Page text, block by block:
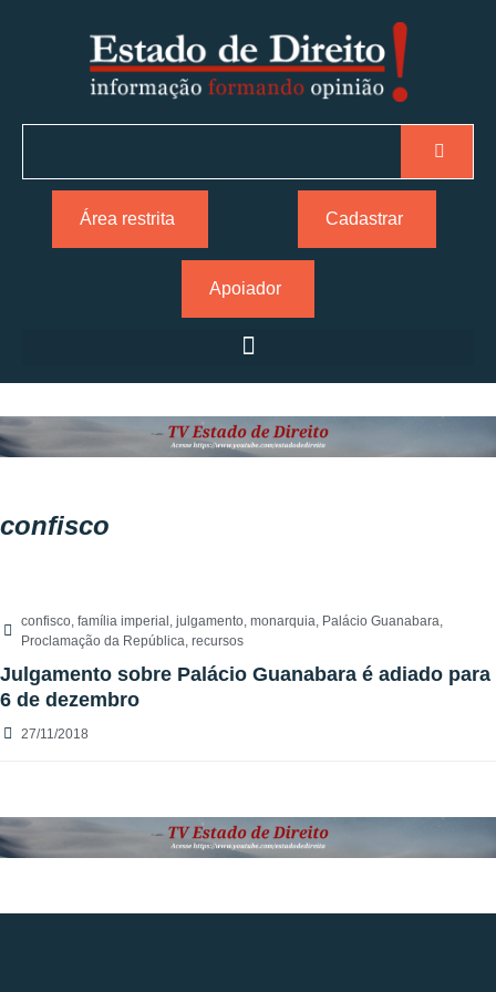
Área restrita Cadastrar
Apoiador
confisco
confisco, família imperial , julgamento, monarquia, Palácio Guanabara,
Proclamação da República, recursos
Julgamento sobre Palácio Guanabara é adiado para
6 de dezembro
27/11/2018